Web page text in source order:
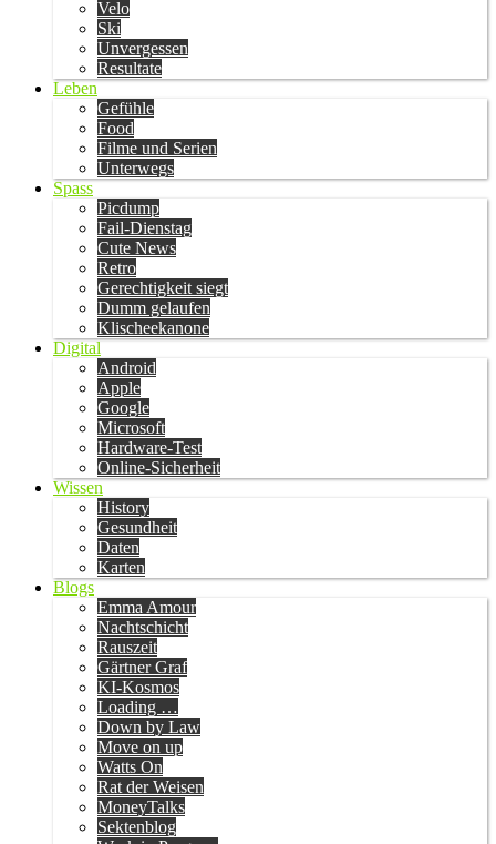
Velo
Ski
Unvergessen
Resultate
Leben
Gefühle
Food
Filme und Serien
Unterwegs
Spass
Picdump
Fail-Dienstag
Cute News
Retro
Gerechtigkeit siegt
Dumm gelaufen
Klischeekanone
Digital
Android
Apple
Google
Microsoft
Hardware-Test
Online-Sicherheit
Wissen
History
Gesundheit
Daten
Karten
Blogs
Emma Amour
Nachtschicht
Rauszeit
Gärtner Graf
KI-Kosmos
Loading …
Down by Law
Move on up
Watts On
Rat der Weisen
MoneyTalks
Sektenblog